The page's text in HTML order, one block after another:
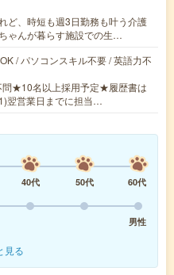
ど、時短も週3日勤務も叶う介護
ゃんが暮らす施設での生…
/ パソコンスキル不要 / 英語力不
問★10名以上採用予定★履歴書は
翌営業日までに担当…
40代 50代
60代
男性
見る